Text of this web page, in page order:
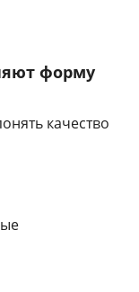
форму
качество